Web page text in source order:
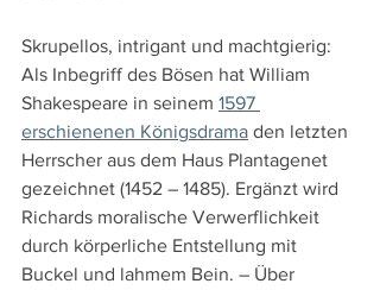
Skrupellos, intrigant und machtgierig:
Als Inbegriff des Bösen hat William
Shakespeare in seinem 1597
erschienenen Königsdrama den letzten
Herrscher aus dem Haus Plantagenet
gezeichnet (1452 – 1485). Ergänzt wird
Richards moralische Verwerflichkeit
durch körperliche Entstellung mit
Buckel und lahmem Bein. – Über